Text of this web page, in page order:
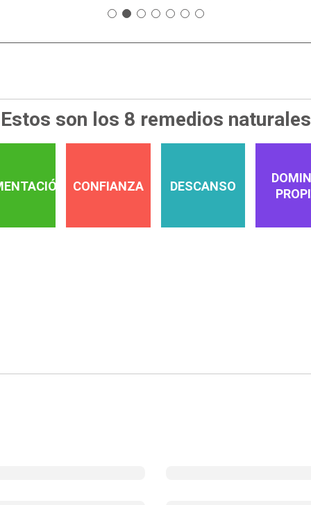
Estos son los 8 remedios naturales
CONFIANZA DESCANSO